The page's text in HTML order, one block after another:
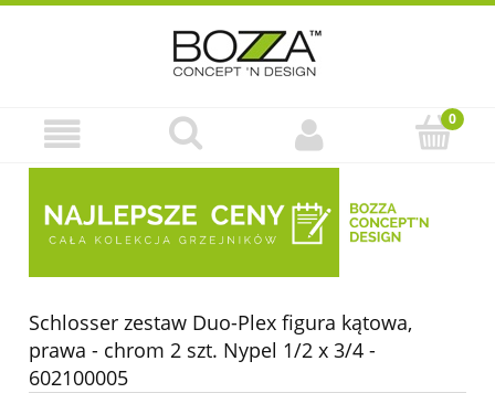
Schlosser zestaw Duo-Plex figura kątowa,
prawa - chrom 2 szt. Nypel 1/2 x 3/4 -
602100005